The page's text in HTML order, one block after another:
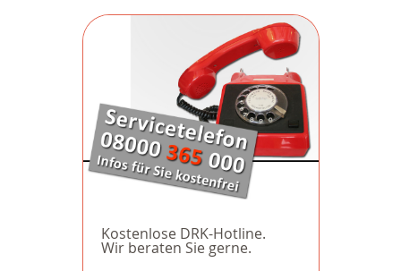
Kostenlose DRK-Hotline.
Wir beraten Sie gerne.